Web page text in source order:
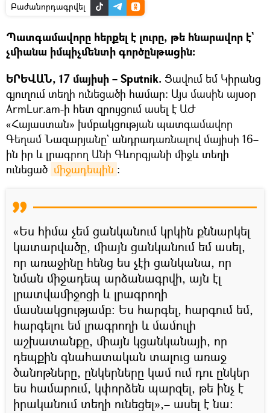
Բաժանորդագրվել
Պատգամավորը հերքել է լուրը, թե հնարավոր է`
չմիանա իմպիչմենտի գործընթացին։
ԵՐԵՎԱՆ, 17 մայիսի – Sputnik. Ցավում եմ Կիրանց
գյուղում տեղի ունեցածի համար։ Այս մասին այսօր
ArmLur.am-ի հետ զրույցում ասել է ԱԺ
«Հայաստան» խմբակցության պատգամավոր
Գեղամ Նազարյանը` անդրադառնալով մայիսի 16–
ին իր և լրագրող Անի Գևորգյանի միջև տեղի
ունեցած միջադեպին ։
«Ես հիմա չեմ ցանկանում կրկին քննարկել
կատարվածը, միայն ցանկանում եմ ասել,
որ առաջինը հենց ես չէի ցանկանա, որ
նման միջադեպ արձանագրվի, այն էլ
լրատվամիջոցի և լրագրողի
մասնակցությամբ։ Ես հարգել, հարգում եմ,
հարգելու եմ լրագրողի և մամուլի
աշխատանքը, միայն կցանկանայի, որ
դեպքին գնահատական տալուց առաջ
ծանոթները, ընկերները կամ ում դու ընկեր
ես համարում, կփորձեն պարզել, թե ինչ է
իրականում տեղի ունեցել»,– ասել է նա։